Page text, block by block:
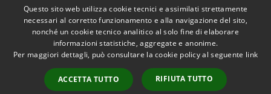
Accessibilità
Copyright © 2026 • Comune di
Figino Serenza • Powered by
Municipium•
Accesso
redazione
Questo sito web utilizza cookie tecnici e assimilati strettamente
necessari al corretto funzionamento e alla navigazione del sito,
nonché un cookie tecnico analitico al solo fine di elaborare
informazioni statistiche, aggregate e anonime.
Per maggiori dettagli, può consultare la cookie policy al seguente link
ACCETTA TUTTO RIFIUTA TUTTO